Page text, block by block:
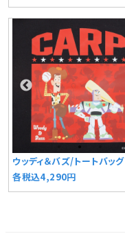
ウッディ＆バズ/トートバッグ
各税込4,290円